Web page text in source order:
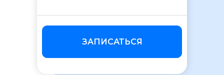
ЗАПИСАТЬСЯ